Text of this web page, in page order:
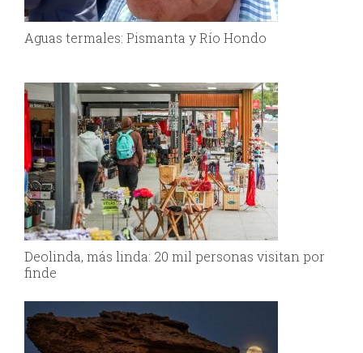
Aguas termales: Pismanta y Río Hondo
Deolinda, más linda: 20 mil personas visitan por
finde